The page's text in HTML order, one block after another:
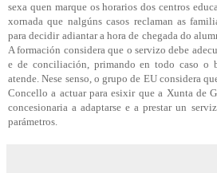
sexa quen marque os horarios dos centros
xornada que nalgúns casos reclaman as
para decidir adiantar a hora de chegada do
A formación considera que o servizo debe
e de conciliación, primando en todo caso o
atende. Nese senso, o grupo de EU considera
Concello a actuar para esixir que a Xunta de
concesionaria a adaptarse e a prestar un
parámetros.